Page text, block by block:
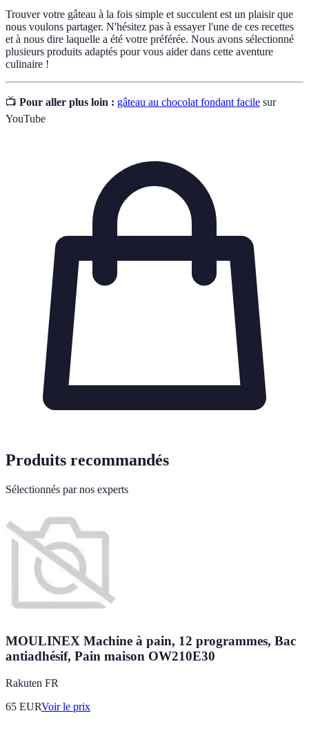
Trouver votre gâteau à la fois simple et succulent est un plaisir que
nous voulons partager. N'hésitez pas à essayer l'une de ces recettes
et à nous dire laquelle a été votre préférée. Nous avons sélectionné
plusieurs produits adaptés pour vous aider dans cette aventure
culinaire !
📺 Pour aller plus loin : gâteau au chocolat fondant facile sur
YouTube
Produits recommandés
Sélectionnés par nos experts
MOULINEX Machine à pain, 12 programmes, Bac
antiadhésif, Pain maison OW210E30
Rakuten FR
65 EURVoir le prix